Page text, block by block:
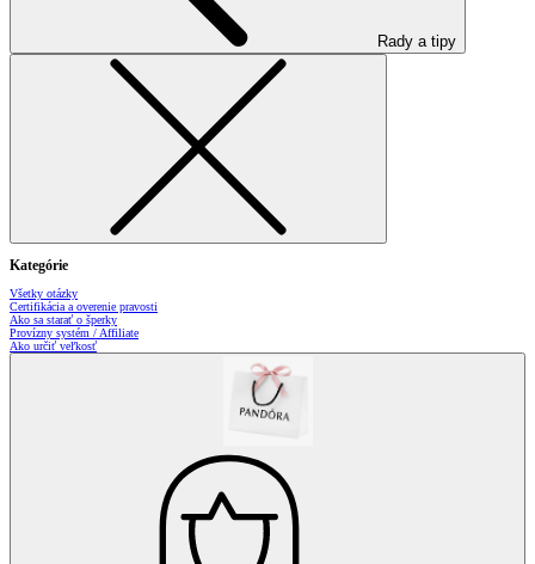
Rady a tipy
Kategórie
Všetky otázky
Certifikácia a overenie pravosti
Ako sa starať o šperky
Provízny systém / Affiliate
Ako určiť veľkosť